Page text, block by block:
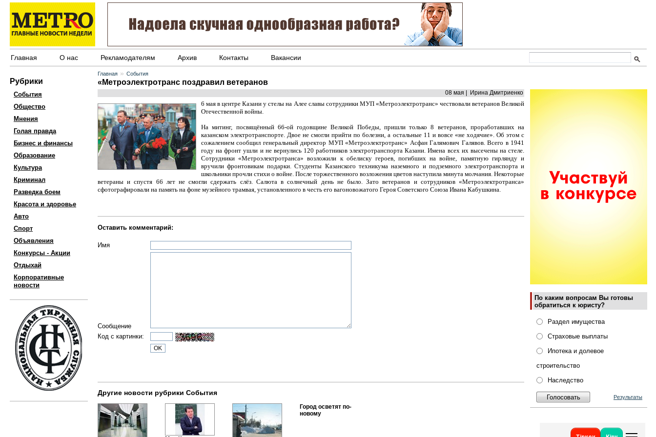
Главная О нас Рекламодателям Архив Контакты Вакансии
Рубрики
События
Общество
Мнения
Голая правда
Бизнес и финансы
Образование
Культура
Криминал
Разведка боем
Красота и здоровье
Авто
Спорт
Объявления
Конкурсы - Акции
Отдыхай
Корпоративные
новости
По каким вопросам Вы готовы
обратиться к юристу?
Раздел имущества
Страховые выплаты
Ипотека и долевое
строительство
Наследство
Результаты
Главная » События
«Метроэлектротранс поздравил ветеранов
08 мая | Ирина Дмитриенко
6 мая в центре Казани у стелы на Алее славы сотрудники МУП «Метроэлектротранс» чествовали ветеранов Великой
Отечественной войны.
На митинг, посвящённый 66-ой годовщине Великой Победы, пришли только 8 ветеранов, проработавших на
казанском электротранспорте. Двое не смогли прийти по болезни, а остальные 11 и вовсе «не ходячие». Об этом с
сожалением сообщил генеральный директор МУП «Метроэлектротранс» Асфан Галямович Галявов. Всего в 1941
году на фронт ушли и не вернулись 120 работников электротранспорта Казани. Имена всех их высечены на стеле.
Сотрудники «Метроэлектротранса» возложили к обелиску героев, погибших на войне, памятную гирлянду и
вручили фронтовикам подарки. Студенты Казанского техникума наземного и подземного электротранспорта и
школьники прочли стихи о войне. После торжественного возложения цветов наступила минута молчания. Некоторые
ветераны и спустя 66 лет не смогли сдержать слёз. Салюта в солнечный день не было. Зато ветеранов и сотрудников «Метроэлектротранса»
сфотографировали на память на фоне музейного трамвая, установленного в честь его вагоновожатого Героя Советского Союза Ивана Кабушкина.
Оставить комментарий:
Имя
Сообщение
Код с картинки:
Другие новости рубрики События
Город осветят по-
новому